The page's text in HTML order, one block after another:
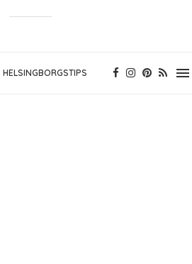
HELSINGBORGSTIPS